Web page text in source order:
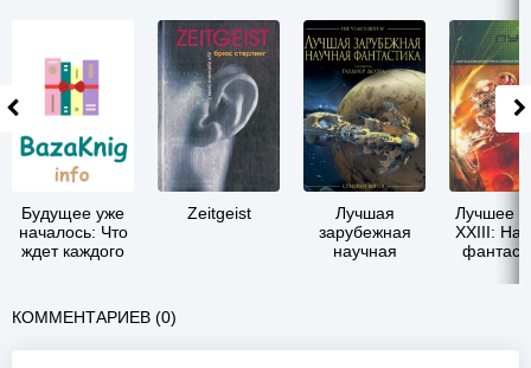
Будущее уже
началось: Что
ждет каждого
Zeitgeist
Лучшая
зарубежная
научная
Лучшее
XXIII:
КОММЕНТАРИЕВ (0)